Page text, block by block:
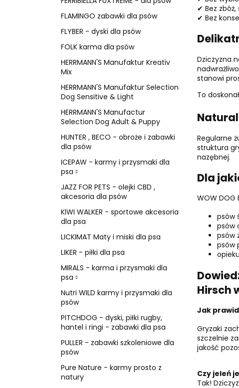
FLAMINGO zabawki dla psów
FLYBER - dyski dla psów
FOLK karma dla psów
HERRMANN'S Manufaktur Kreativ
Mix
HERRMANN'S Manufaktur Selection
Dog Sensitive & Light
HERRMANN'S Manufactur
Selection Dog Adult & Puppy
HUNTER , BECO - obroże i zabawki
dla psów
ICEPAW - karmy i przysmaki dla
psa
JAZZ FOR PETS - olejki CBD ,
akcesoria dla psów
KIWI WALKER - sportowe akcesoria
dla psa
LICKIMAT Maty i miski dla psa
LIKER - piłki dla psa
MIRALS - karma i przysmaki dla
psa
Nutri WILD karmy i przysmaki dla
psów
PITCHDOG - dyski, piłki rugby,
hantel i ringi - zabawki dla psa
PULLER - zabawki szkoleniowe dla
psów
Pure Nature - karmy prosto z
natury
✔ Bez
✔ Bez
Dziczyzna
stanowi
To
Regularne
struktura
nazębnej.
Dla
WOW DOG
psów
psów
psów
psów
Hirsch
Jak
Gryzaki
szczelnie
jakość
Czy jeleń
Tak!